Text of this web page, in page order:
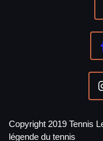
Copyright 2019 Tennis
légende du tennis